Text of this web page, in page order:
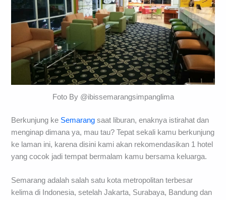
Foto By @ibissemarangsimpanglima
Berkunjung ke Semarang saat liburan, enaknya istirahat dan
menginap dimana ya, mau tau? Tepat sekali kamu berkunjung
ke laman ini, karena disini kami akan rekomendasikan 1 hotel
yang cocok jadi tempat bermalam kamu bersama keluarga.
Semarang adalah salah satu kota metropolitan terbesar
kelima di Indonesia, setelah Jakarta, Surabaya, Bandung dan